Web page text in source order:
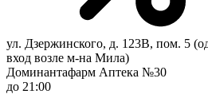
ул. Дзержинского, д. 123В, пом. 5
вход возле м-на Мила)
Доминантафарм Аптека №30
до 21:00